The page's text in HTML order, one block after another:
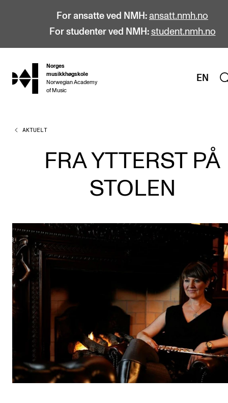
For ansatte ved NMH: ansatt.nmh.no
For studenter ved NMH: student.nmh.no
hjem
Norges
musikkhøgskole
Norwegian Academy
of Music
EN
STUDIER
Alle studier
Årsstudium og videreutdanning
Etterutdanning og kurs
Talentutvikling
STUDENTLIV
Søknad og opptak
Biblioteket
Fagmiljøer
Salane våre
AKTUELT
FRA YTTERST PÅ
STOLEN